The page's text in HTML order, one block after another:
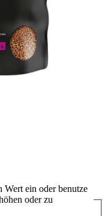
ein oder benutze
oder zu